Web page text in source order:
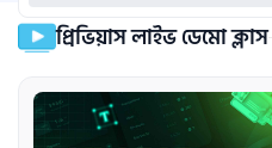
প্রিভিয়াস লাইভ ডেমো ক্লাস